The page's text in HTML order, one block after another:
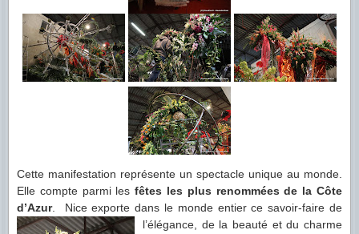
Cette manifestation représente un spectacle unique au monde.
Elle compte parmi lesfêtes les plus renommées de la Côte
d’Azur. Nice exporte dans le monde entier ce savoir-faire de
l’élégance, de la beauté et du charme